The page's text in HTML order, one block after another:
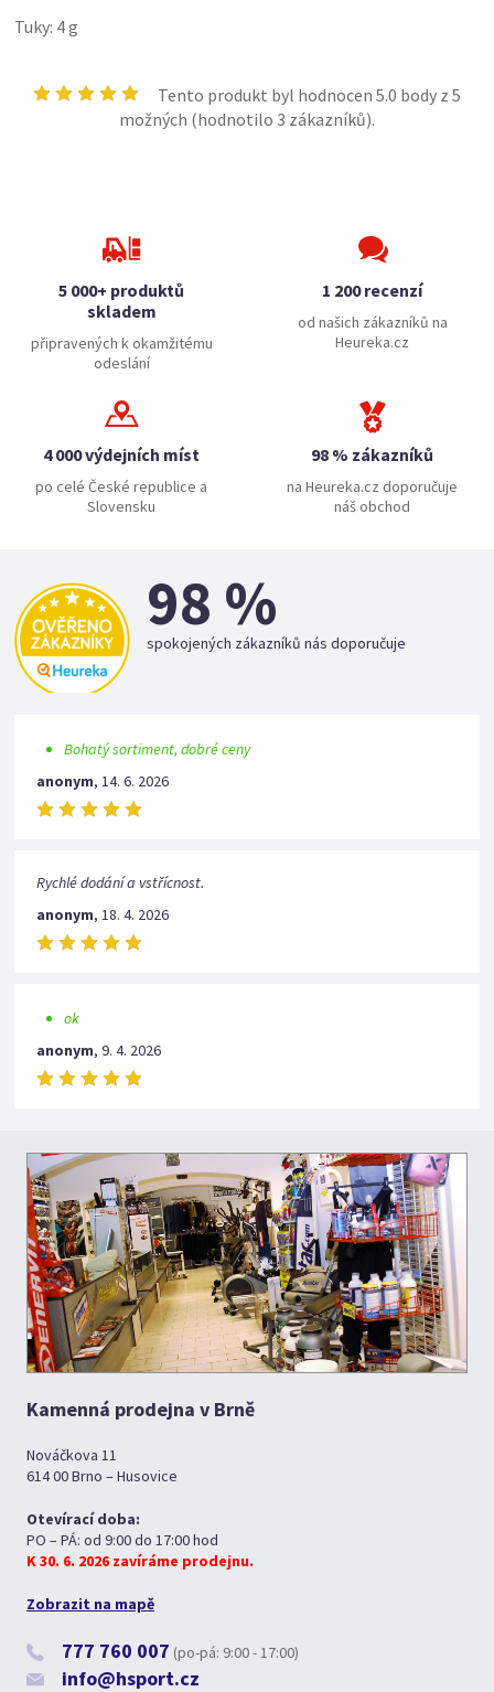
Tuky: 4 g
Tento produkt byl hodnocen 5.0 body z 5
možných (hodnotilo 3 zákazníků).
5 000+ produktů
skladem
připravených k okamžitému
odeslání
1 200 recenzí
od našich zákazníků na
Heureka.cz
4 000 výdejních míst
po celé České republice a
Slovensku
98 % zákazníků
na Heureka.cz doporučuje
náš obchod
98 %
spokojených zákazníků nás doporučuje
Bohatý sortiment, dobré ceny
anonym,14. 6. 2026
Rychlé dodání a vstřícnost.
anonym,18. 4. 2026
ok
anonym,9. 4. 2026
Kamenná prodejna v Brně
Nováčkova 11
614 00 Brno – Husovice
Otevírací doba:
PO – PÁ: od 9:00 do 17:00 hod
K 30. 6. 2026 zavíráme prodejnu.
Zobrazit na mapě
777 760 007 (po-pá: 9:00 - 17:00)
info@hsport.cz